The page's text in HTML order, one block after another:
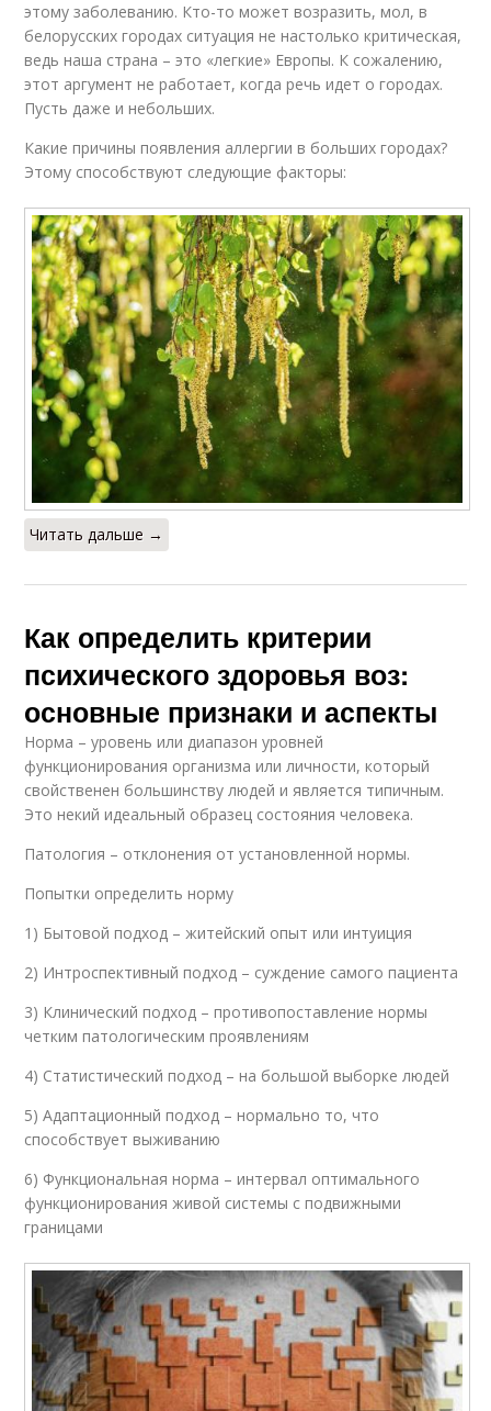
этому заболеванию. Кто-то может возразить, мол, в
белорусских городах ситуация не настолько критическая,
ведь наша страна – это «легкие» Европы. К сожалению,
этот аргумент не работает, когда речь идет о городах.
Пусть даже и небольших.
Какие причины появления аллергии в больших городах?
Этому способствуют следующие факторы:
Читать дальше →
Как определить критерии
психического здоровья воз:
основные признаки и аспекты
Норма – уровень или диапазон уровней
функционирования организма или личности, который
свойственен большинству людей и является типичным.
Это некий идеальный образец состояния человека.
Патология – отклонения от установленной нормы.
Попытки определить норму
1) Бытовой подход – житейский опыт или интуиция
2) Интроспективный подход – суждение самого пациента
3) Клинический подход – противопоставление нормы
четким патологическим проявлениям
4) Статистический подход – на большой выборке людей
5) Адаптационный подход – нормально то, что
способствует выживанию
6) Функциональная норма – интервал оптимального
функционирования живой системы с подвижными
границами